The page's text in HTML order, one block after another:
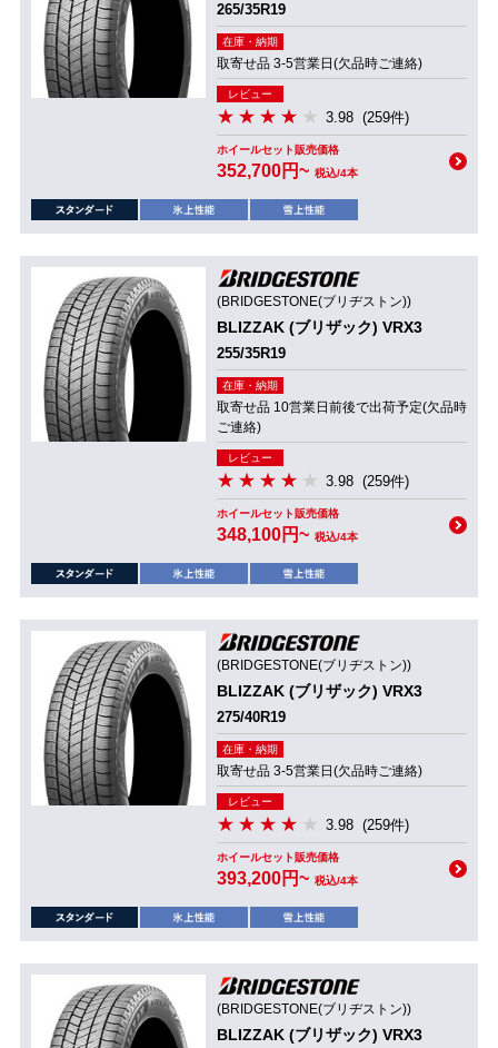
265/35R19
在庫・納期
取寄せ品 3-5営業日(欠品時ご連絡)
レビュー
3.98 (259件)
ホイールセット販売価格
352,700円~ 税込/4本
(BRIDGESTONE(ブリヂストン))
BLIZZAK (ブリザック) VRX3
255/35R19
在庫・納期
取寄せ品 10営業日前後で出荷予定(欠品時
ご連絡)
レビュー
3.98 (259件)
ホイールセット販売価格
348,100円~ 税込/4本
(BRIDGESTONE(ブリヂストン))
BLIZZAK (ブリザック) VRX3
275/40R19
在庫・納期
取寄せ品 3-5営業日(欠品時ご連絡)
レビュー
3.98 (259件)
ホイールセット販売価格
393,200円~ 税込/4本
(BRIDGESTONE(ブリヂストン))
BLIZZAK (ブリザック) VRX3